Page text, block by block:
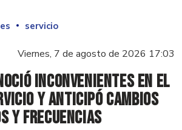
servicio
Viernes, 7 de agosto de 2026 17:03
inconvenientes en el
y anticipó cambios
y frecuencias